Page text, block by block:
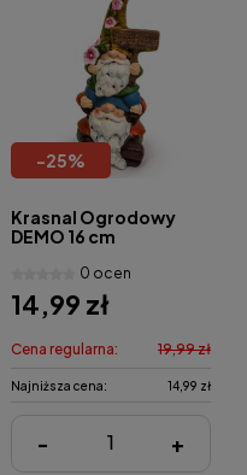
-25%
Krasnal Ogrodowy
DEMO 16 cm
0 ocen
14,99 zł
Cena regularna: 19,99 zł
Najniższa cena: 14,99 zł
- +